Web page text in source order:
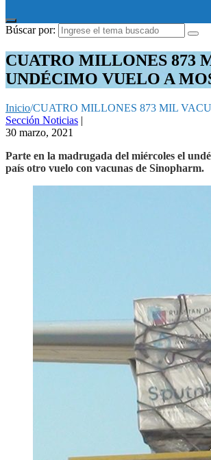
Búscar por:
CUATRO MILLONES 873
UNDÉCIMO VUELO A
Inicio/CUATRO MILLONES 873 MIL
Sección Noticias |
30 marzo, 2021
Parte en la madrugada del miércoles el
país otro vuelo con vacunas de Sinopharm.